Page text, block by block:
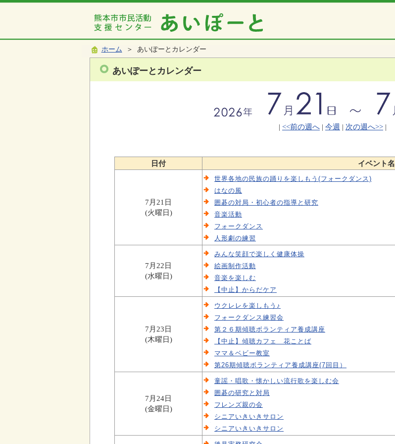
ホーム ＞ あいぽーとカレンダー
あいぽーとカレンダー
| <<前の週へ | 今週 | 次の週へ>> |
日付 イベント名
7月21日
(火曜日)
世界各地の民族の踊りを楽しもう(フォークダンス)
はなの風
囲碁の対局・初心者の指導と研究
音楽活動
フォークダンス
人形劇の練習
7月22日
(水曜日)
みんな笑顔で楽しく健康体操
絵画制作活動
音楽を楽しむ
【中止】からだケア
7月23日
(木曜日)
ウクレレを楽しもう♪
フォークダンス練習会
第２６期傾聴ボランティア養成講座
【中止】傾聴カフェ 花ことば
ママ＆ベビー教室
第26期傾聴ボランティア養成講座(7回目）
7月24日
(金曜日)
童謡・唱歌・懐かしい流行歌を楽しむ会
囲碁の研究と対局
フレンズ親の会
シニアいきいきサロン
シニアいきいきサロン